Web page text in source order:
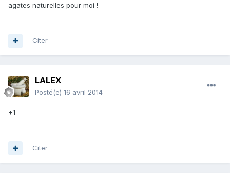
agates naturelles pour moi !
Citer
LALEX
Posté(e) 16 avril 2014
+1
Citer